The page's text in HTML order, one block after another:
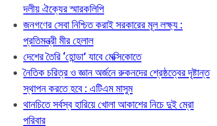
দলীয় ঐক্যের স্মারকলিপি
জনগণের সেবা নিশ্চিত করাই সরকারের মূল লক্ষ্য :
প্রতিমন্ত্রী মীর হেলাল
দেশের তৈরি ‘হোন্ডা’ যাবে মেক্সিকোতে
নৈতিক চরিত্র ও জ্ঞান অর্জনে রুকনদের শ্রেষ্ঠত্বের দৃষ্টান্ত
স্থাপন করতে হবে : এটিএম মাসুম
থানচিতে সর্বস্ব হারিয়ে খোলা আকাশের নিচে দুই ম্রো
পরিবার